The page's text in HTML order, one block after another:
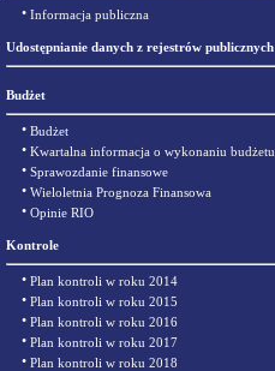
• Informacja publiczna
Udostępnianie danych z rejestrów publicznych
Budżet
• Budżet
• Kwartalna informacja o wykonaniu budżetu
• Sprawozdanie finansowe
• Wieloletnia Prognoza Finansowa
• Opinie RIO
Kontrole
• Plan kontroli w roku 2014
• Plan kontroli w roku 2015
• Plan kontroli w roku 2016
• Plan kontroli w roku 2017
• Plan kontroli w roku 2018